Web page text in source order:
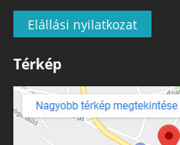
Elállási nyilatkozat
Térkép